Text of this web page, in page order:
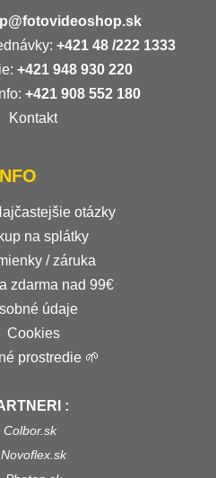
+421 48 /222 1333
+421 948 930 220
+421 908 552 180
Kontakt
otázky
na splátky
/ záruka
zdarma nad 99€
údaje
Cookies
prostredie 🌱
:
Colbor.sk
Novoflex.sk